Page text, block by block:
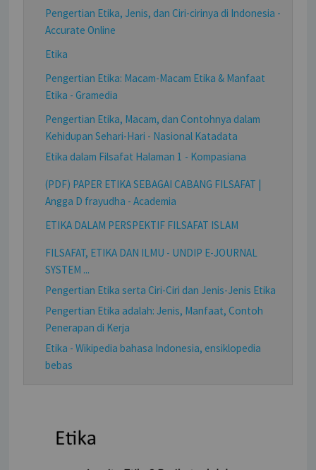
Pengertian Etika, Jenis, dan Ciri-cirinya di Indonesia -
Accurate Online
Etika
Pengertian Etika: Macam-Macam Etika & Manfaat
Etika - Gramedia
Pengertian Etika, Macam, dan Contohnya dalam
Kehidupan Sehari-Hari - Nasional Katadata
Etika dalam Filsafat Halaman 1 - Kompasiana
(PDF) PAPER ETIKA SEBAGAI CABANG FILSAFAT |
Angga D frayudha - Academia
ETIKA DALAM PERSPEKTIF FILSAFAT ISLAM
FILSAFAT, ETIKA DAN ILMU - UNDIP E-JOURNAL
SYSTEM ...
Pengertian Etika serta Ciri-Ciri dan Jenis-Jenis Etika
Pengertian Etika adalah: Jenis, Manfaat, Contoh
Penerapan di Kerja
Etika - Wikipedia bahasa Indonesia, ensiklopedia
bebas